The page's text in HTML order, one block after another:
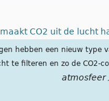
CO2 uit de lucht
hebben een nieuw type
te filteren en zo de CO2-
atmosfeer